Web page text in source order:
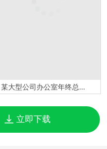
某大型公司办公室年终总结范本Word模板
立即下载